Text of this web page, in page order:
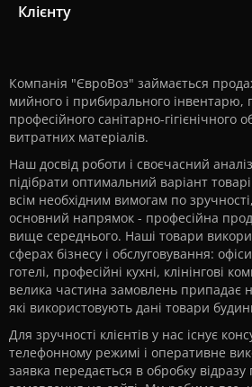
Клієнту
Компанія "ЄвроВоз" займається
мийного і прибирального інвентарю,
професійного санітарно-гігієнічного
витратних матеріалів.
Наш досвід роботи і своєчасний
підібрати оптимальний варіант
всім необхідним вимогам по
основний напрямок - професійна
вище середнього. Наші товари
сферах бізнесу і обслуговування:
готелі, професійні кухні, клінінгові
велика частина замовлень припадає
які використовують дані товари
Для зручності клієнтів у нас існує
телефонному режимі і оперативне
заявка передається в обробку відразу